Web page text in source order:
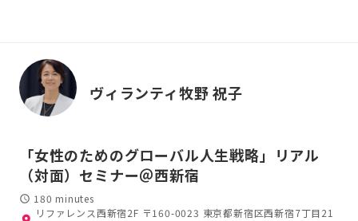
ヴィランティ牧野 祝子
「女性のためのグローバル人生戦略」リアル
（対面）セミナー＠西新宿
180 minutes
リファレンス西新宿2F 〒160-0023 東京都新宿区西新宿7丁目21